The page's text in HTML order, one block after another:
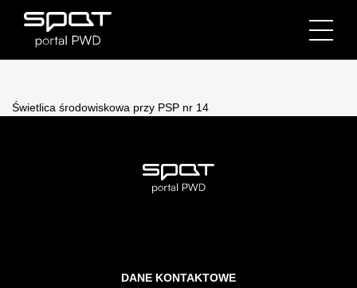
Świetlica środowiskowa przy PSP nr 14
DANE KONTAKTOWE